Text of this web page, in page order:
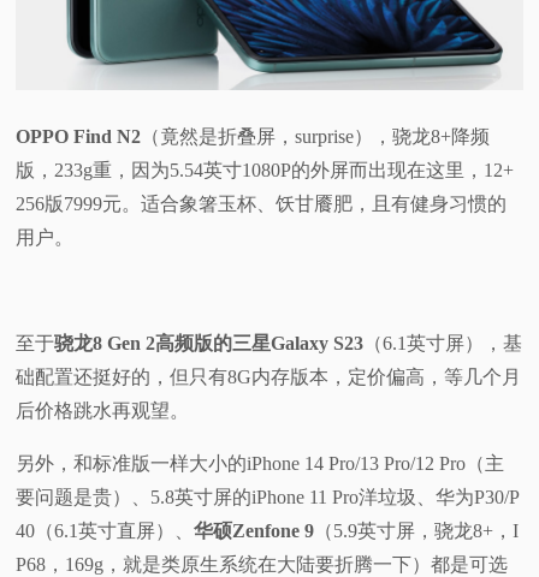
OPPO Find N2 （竟然是折叠屏，surprise），骁龙8+降频
版，233g重，因为5.54英寸1080P的外屏而出现在这里，12+
256版7999元。适合象箸玉杯、饫甘餍肥，且有健身习惯的
用户。
至于骁龙8 Gen 2高频版的三星Galaxy S23 （6.1英寸屏），基
础配置还挺好的，但只有8G内存版本，定价偏高，等几个月
后价格跳水再观望。
另外，和标准版一样大小的iPhone 14 Pro/13 Pro/12 Pro（主
要问题是贵）、5.8英寸屏的iPhone 11 Pro洋垃圾、华为P30/P
40（6.1英寸直屏）、华硕Zenfone 9 （5.9英寸屏，骁龙8+，I
P68，169g，就是类原生系统在大陆要折腾一下）都是可选